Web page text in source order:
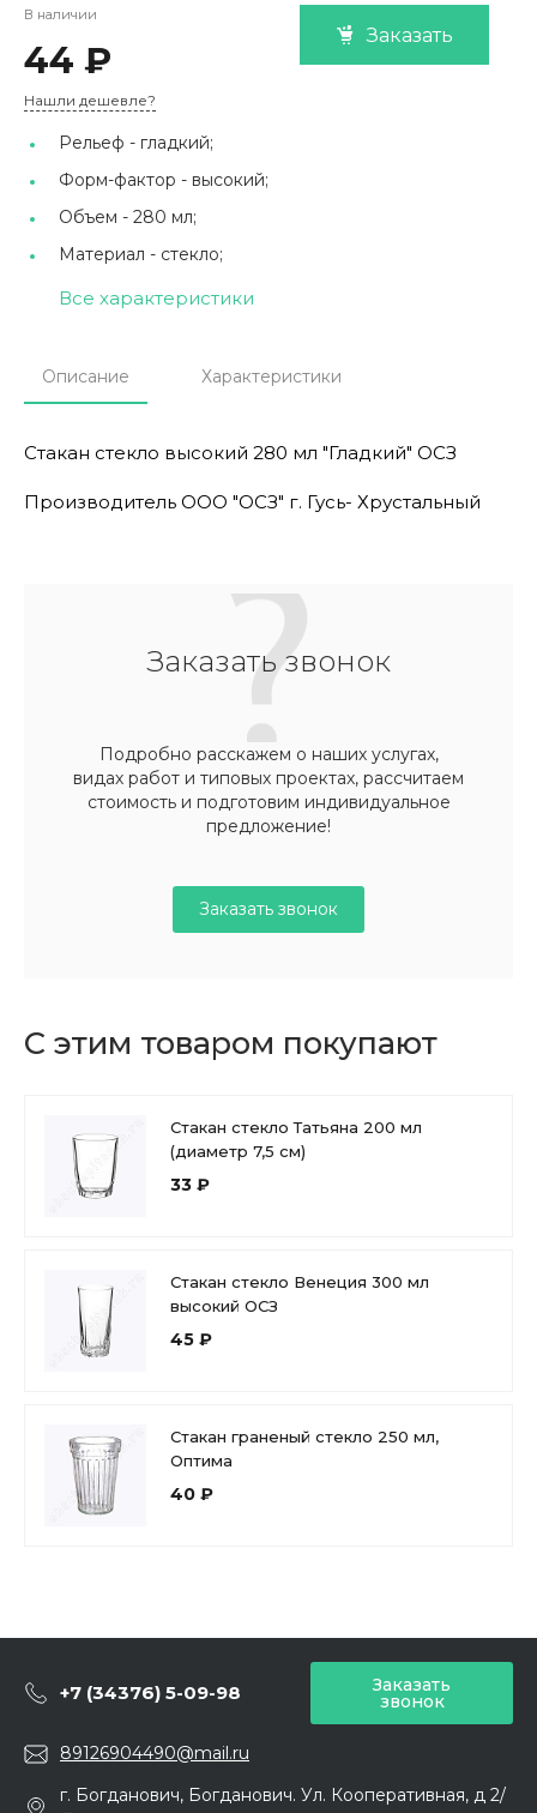
В наличии
44 ₽
Заказать
Нашли дешевле?
Рельеф - гладкий;
Форм-фактор - высокий;
Объем - 280 мл;
Материал - стекло;
Все характеристики
Описание Характеристики
Стакан стекло высокий 280 мл "Гладкий" ОСЗ
Производитель ООО "ОСЗ" г. Гусь- Хрустальный
Заказать звонок
Подробно расскажем о наших услугах,
видах работ и типовых проектах, рассчитаем
стоимость и подготовим индивидуальное
предложение!
Заказать звонок
С этим товаром покупают
Стакан стекло Татьяна 200 мл
(диаметр 7,5 см)
33 ₽
Стакан стекло Венеция 300 мл
высокий ОСЗ
45 ₽
Стакан граненый стекло 250 мл,
Оптима
40 ₽
+7 (34376) 5-09-98 Заказать
звонок
89126904490@mail.ru
г. Богданович, Богданович. Ул. Кооперативная, д 2/